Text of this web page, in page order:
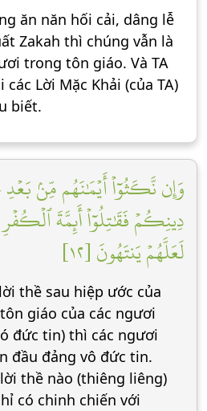
ăn năn hối cải, dâng lễ
Zakah thì chúng vẫn là
trong tôn giáo. Và TA
Lời Mặc Khải (của TA)
biết.
وَإِن نَّكَثُوٓاْ أَيۡمَٰنَهُم مِّنۢ
دِينِكُمۡ فَقَٰتِلُوٓاْ أَئِمَّةَ
لَعَلَّهُمۡ يَنتَهُونَ [١٢]
thề sau hiệp ước của
giáo của các ngươi
đức tin) thì các ngươi
đầu đảng vô đức tin.
thề nào (thiêng liêng)
có chinh chiến với